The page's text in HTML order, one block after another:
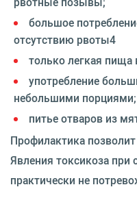
большое
отсутствию рвоты4
только легкая пища
употребление
небольшими порциями;
питье отваров из
Профилактика
Явления токсикоза
практически не